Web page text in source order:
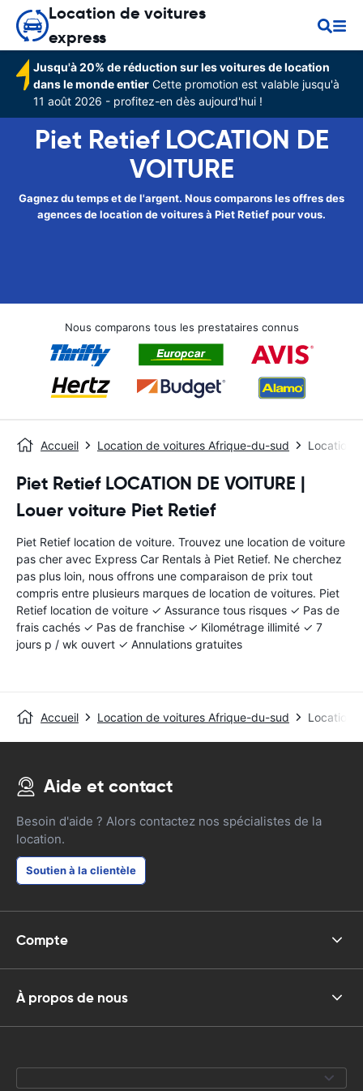
Location de voitures
express
Jusqu'à 20% de réduction sur les voitures de location
dans le monde entier Cette promotion est valable jusqu'à
11 août 2026 - profitez-en dès aujourd'hui !
Piet Retief LOCATION DE
VOITURE
Gagnez du temps et de l'argent. Nous comparons les offres des
agences de location de voitures à Piet Retief pour vous.
Nous comparons tous les prestataires connus
Accueil Location de voitures Afrique-du-sud Location
Piet Retief LOCATION DE VOITURE |
Louer voiture Piet Retief
Piet Retief location de voiture. Trouvez une location de voiture
pas cher avec Express Car Rentals à Piet Retief. Ne cherchez
pas plus loin, nous offrons une comparaison de prix tout
compris entre plusieurs marques de location de voitures. Piet
Retief location de voiture ✓ Assurance tous risques ✓ Pas de
frais cachés ✓ Pas de franchise ✓ Kilométrage illimité ✓ 7
jours p / wk ouvert ✓ Annulations gratuites
Accueil Location de voitures Afrique-du-sud Location
Aide et contact
Besoin d'aide ? Alors contactez nos spécialistes de la
location.
Soutien à la clientèle
Compte
À propos de nous